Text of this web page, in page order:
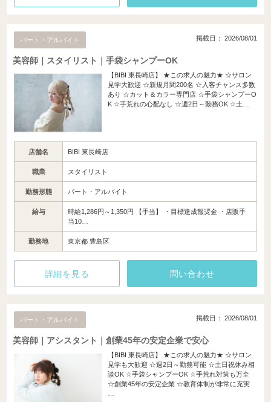
パート・アルバイト 掲載日： 2026/08/01
美容師｜スタイリスト｜手袋シャンプーOK
【BIBI 東長崎店】 ★この求人の魅力★ ☆サロン
見学大歓迎 ☆新規月間200名 ☆入客チャンス多数
あり ☆カット＆カラー専門店 ☆手袋シャンプーO
K ☆手荒れの心配なし ☆週2日～勤務OK ☆土…
店舗名 BIBI 東長崎店
職業 スタイリスト
勤務形態 パート・アルバイト
給与
時給1,286円～1,350円 【手当】 ・目標達成報奨金 ・店販手
当10…
勤務地 東京都 豊島区
詳細を見る 問い合わせ
パート・アルバイト 掲載日： 2026/08/01
美容師｜アシスタント｜創業45年の安定企業で安心
【BIBI 東長崎店】 ★この求人の魅力★ ☆サロン
見学も大歓迎 ☆週2日～勤務可能 ☆土日祝休み相
談OK ☆手袋シャンプーOK ☆手荒れ対策も万全
☆創業45年の安定企業 ☆教育体制が非常に充実